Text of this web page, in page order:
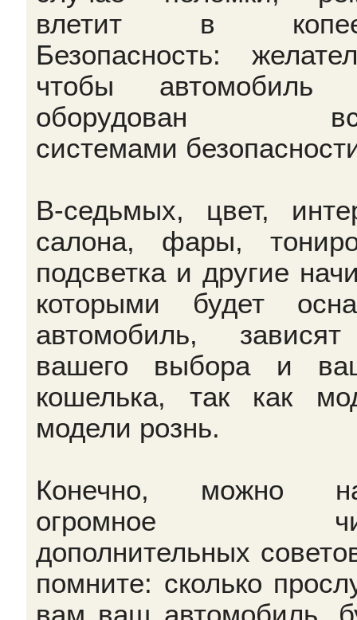
влетит в
Безопасность:
чтобы автомобиль
оборудован
системами
В-седьмых, цвет,
салона, фары,
подсветка и другие
которыми будет
автомобиль,
вашего выбора и
кошелька, так как
модели рознь.
Конечно, можно
огромное
дополнительных
помните: сколько